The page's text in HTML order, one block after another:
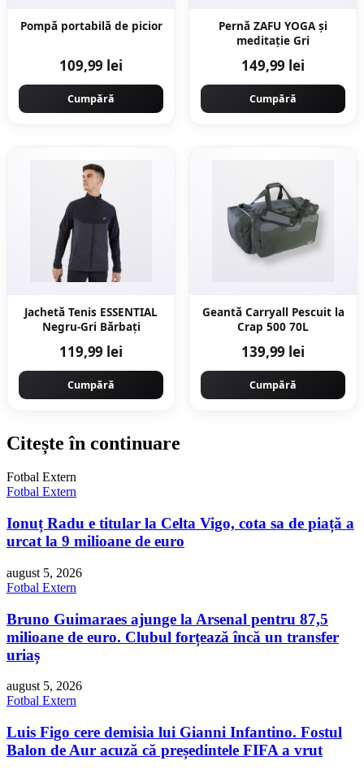
Pompă portabilă de picior
109,99 lei
Cumpără
Pernă ZAFU YOGA și
meditație Gri
149,99 lei
Cumpără
Jachetă Tenis ESSENTIAL
Negru-Gri Bărbaţi
119,99 lei
Cumpără
Geantă Carryall Pescuit la
Crap 500 70L
139,99 lei
Cumpără
Citește în continuare
Fotbal Extern
Fotbal Extern
Ionuț Radu e titular la Celta Vigo, cota sa de piață a
urcat la 9 milioane de euro
august 5, 2026
Fotbal Extern
Bruno Guimaraes ajunge la Arsenal pentru 87,5
milioane de euro. Clubul forțează încă un transfer
uriaș
august 5, 2026
Fotbal Extern
Luis Figo cere demisia lui Gianni Infantino. Fostul
Balon de Aur acuză că președintele FIFA a vrut